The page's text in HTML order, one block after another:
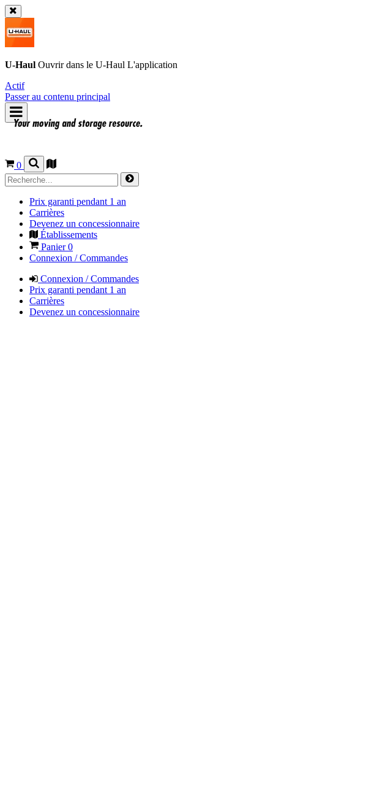
U-Haul Ouvrir dans le U-Haul L'application
Actif
Passer au contenu principal
0
Prix garanti pendant 1 an
Carrières
Devenez un concessionnaire
Établissements
Panier0
Connexion / Commandes
Connexion / Commandes
Prix garanti pendant 1 an
Carrières
Devenez un concessionnaire